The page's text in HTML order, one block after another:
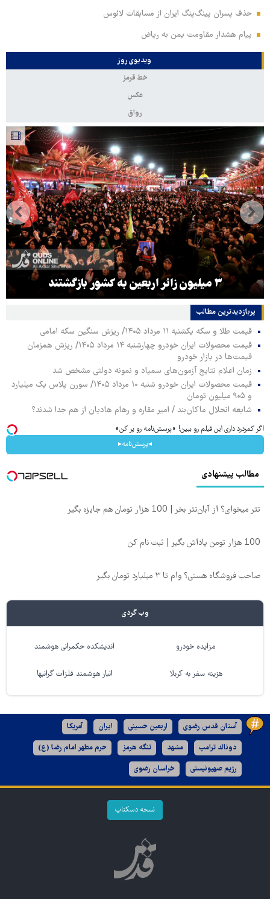
حذف پسران پینگ‌پنگ ایران از مسابقات لائوس
پیام هشدار مقاومت یمن به ریاض
ویدیوی روز
خط قرمز
عکس
رواق
۳ میلیون زائر اربعین به کشور بازگشتند
پربازدیدترین‌ مطالب
قیمت طلا و سکه یکشنبه ۱۱ مرداد ۱۴۰۵/ ریزش سنگین سکه امامی
قیمت محصولات ایران خودرو چهارشنبه ۱۴ مرداد ۱۴۰۵/ ریزش همزمان
قیمت‌ها در بازار خودرو
زمان اعلام نتایج آزمون‌های سمپاد و نمونه دولتی مشخص شد
قیمت محصولات ایران خودرو شنبه ۱۰ مرداد ۱۴۰۵/ سورن پلاس یک میلیارد
و ۹۰۵ میلیون تومان
شایعه انحلال ماکان‌بند / امیر مقاره و رهام هادیان از هم جدا شدند؟
اگر کمردرد داری این فیلم رو ببین! ◗پرسش‌نامه رو پر کن◖
◂پرسش‌نامه▸
مطالب پیشنهادی
تتر میخوای؟ از آبان‌تتر بخر | 100 هزار تومان هم جایزه بگیر
100 هزار تومن پاداش بگیر | ثبت نام کن
صاحب فروشگاه هستی؟ وام تا ۳ میلیارد تومان بگیر
وب گردی
مزایده خودرو اندیشکده حکمرانی هوشمند
هزینه سفر به کربلا انبار هوشمند فلزات گرانبها
آستان قدس رضوی اربعین حسینی ایران آمریکا
دونالد ترامپ مشهد تنگه هرمز حرم مطهر امام رضا (ع)
رژیم صهیونیستی خراسان رضوی
نسخه دسکتاپ